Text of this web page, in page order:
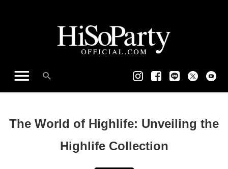
The World of Highlife: Unveiling the
Highlife Collection